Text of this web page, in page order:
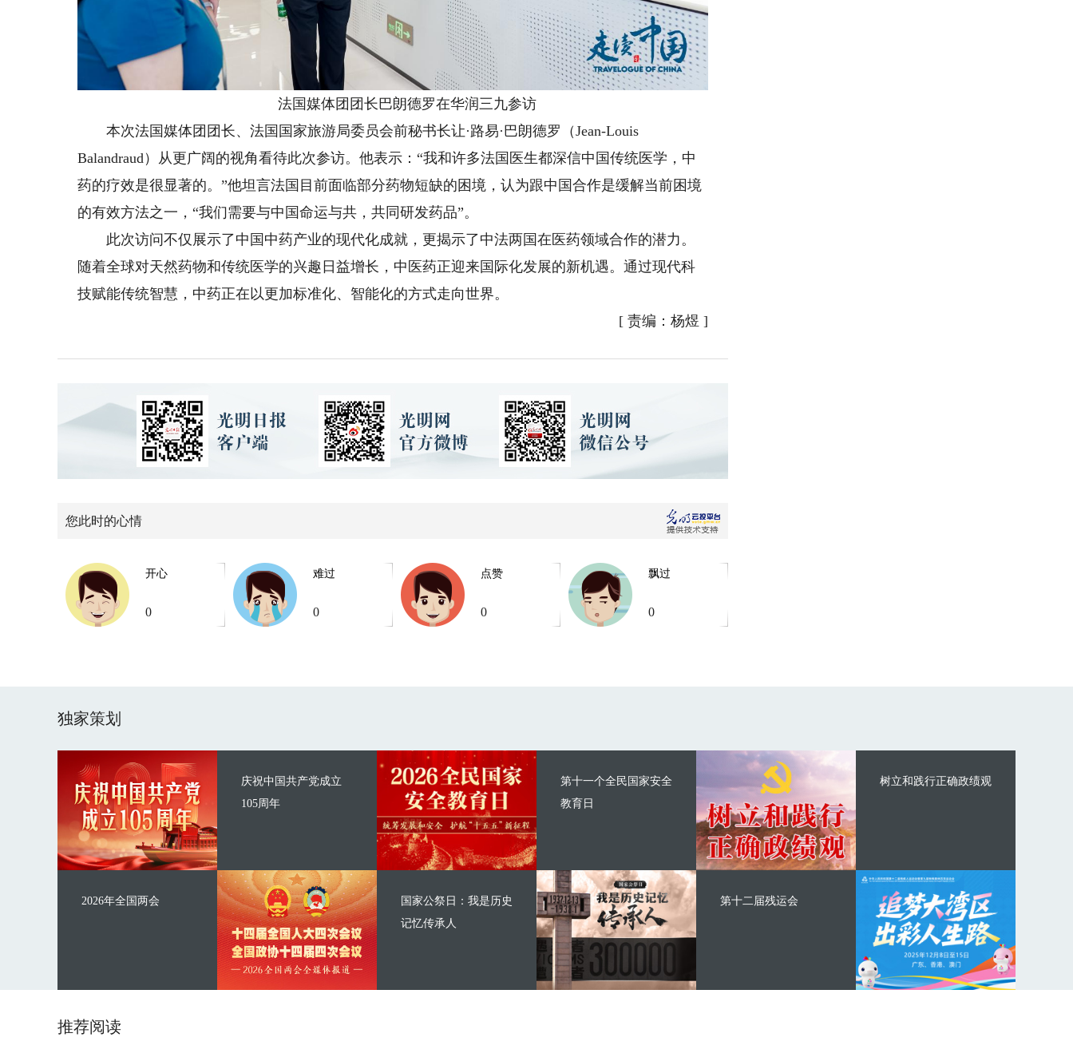
法国媒体团团长巴朗德罗在华润三九参访
本次法国媒体团团长、法国国家旅游局委员会前秘书长让·路易·巴朗德罗（Jean-Louis
Balandraud）从更广阔的视角看待此次参访。他表示：“我和许多法国医生都深信中国传统医学，中
药的疗效是很显著的。”他坦言法国目前面临部分药物短缺的困境，认为跟中国合作是缓解当前困境
的有效方法之一，“我们需要与中国命运与共，共同研发药品”。
此次访问不仅展示了中国中药产业的现代化成就，更揭示了中法两国在医药领域合作的潜力。
随着全球对天然药物和传统医学的兴趣日益增长，中医药正迎来国际化发展的新机遇。通过现代科
技赋能传统智慧，中药正在以更加标准化、智能化的方式走向世界。
[ 责编：杨煜 ]
您此时的心情
开心
0
难过
0
点赞
0
飘过
0
独家策划
庆祝中国共产党成立
105周年
2026年全国两会
第十一个全民国家安全
教育日
国家公祭日：我是历史
记忆传承人
树立和践行正确政绩观
第十二届残运会
推荐阅读